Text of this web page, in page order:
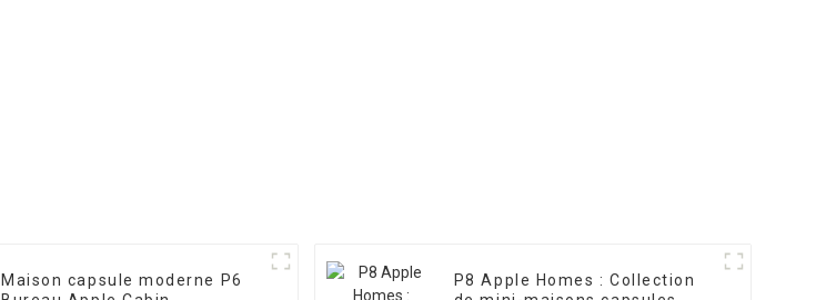
Maison capsule moderne P6
P8 Apple Homes : Collection